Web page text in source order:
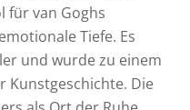
für van Goghs
Tiefe. Es
und wurde zu einem
Kunstgeschichte. Die